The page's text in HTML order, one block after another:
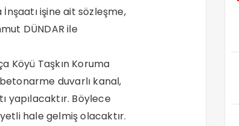
işine ait sözleşme,
DÜNDAR ile
Köyü Taşkın Koruma
duvarlı kanal,
yapılacaktır. Böylece
hale gelmiş olacaktır.